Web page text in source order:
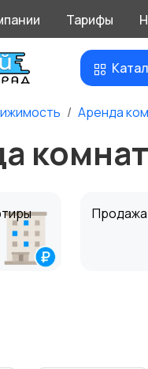
Тарифы
Аренда